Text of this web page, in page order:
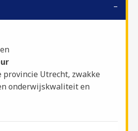
provincie Utrecht, zwakke
onderwijskwaliteit en